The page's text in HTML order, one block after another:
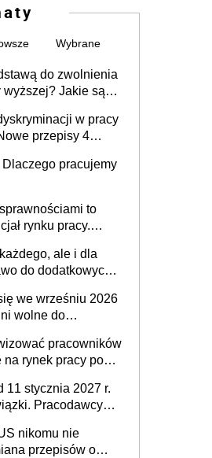
Wybrane
do zwolnienia
wyższej? Jakie są
w pracy
przepisy 4
Dlaczego pracujemy
to
rynku pracy.
ale bariery po
ale i dla
do dodatkowych
we wrześniu 2026
wolne do
pracowników
na rynek pracy po
Fundusz
w Zatrudnianiu?
11 stycznia 2027 r.
Pracodawcy
nikomu nie
przepisów o